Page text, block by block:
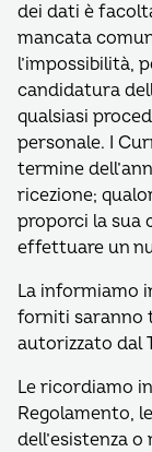
dei dati è
mancata
l’impossibilità,
candidatura
qualsiasi
personale. I
termine
ricezione;
proporci la sua
effettuare un
La informiamo
forniti saranno
autorizzato dal
Le ricordiamo
Regolamento,
dell’esistenza